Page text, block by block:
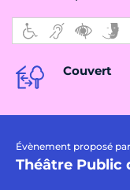
Couvert
Évènement proposé
Théâtre Public